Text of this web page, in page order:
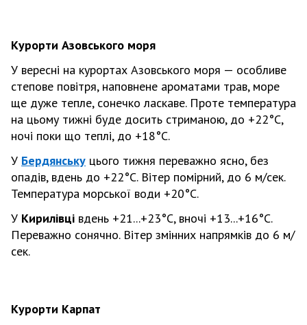
Курорти Азовського моря
У вересні на курортах Азовського моря — особливе
степове повітря, наповнене ароматами трав, море
ще дуже тепле, сонечко ласкаве. Проте температура
на цьому тижні буде досить стриманою, до +22°С,
ночі поки що теплі, до +18°С.
У Бердянську цього тижня переважно ясно, без
опадів, вдень до +22°С. Вітер помірний, до 6 м/сек.
Температура морської води +20°С.
У Кирилівці вдень +21...+23°С, вночі +13...+16°С.
Переважно сонячно. Вітер змінних напрямків до 6 м/
сек.
Курорти Карпат